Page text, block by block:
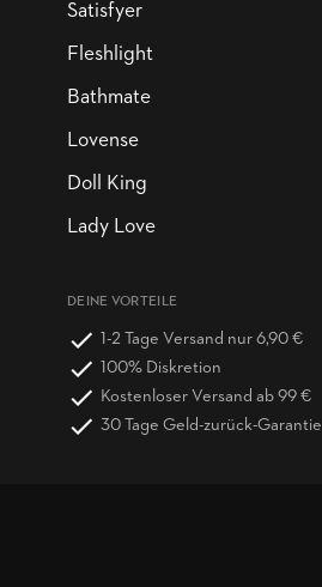
Satisfyer
Fleshlight
Bathmate
Lovense
Doll King
Lady Love
DEINE VORTEILE
1-2 Tage Versand nur 6,90 €
100% Diskretion
Kostenloser Versand ab 99 €
30 Tage Geld-zurück-Garantie